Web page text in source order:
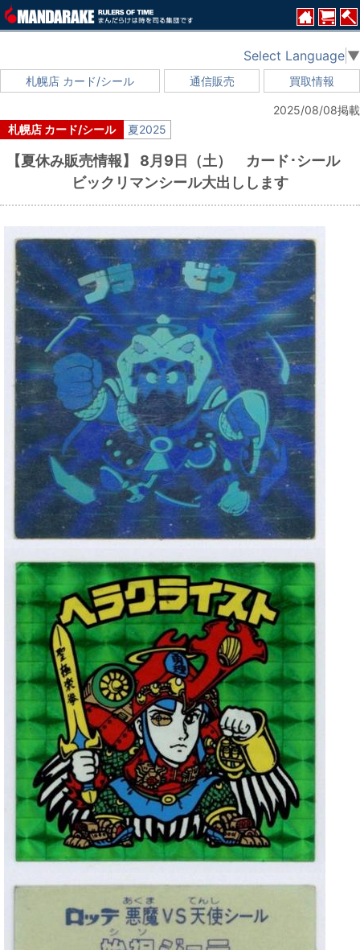
札幌店 カード/シール 通信販売 買取情報
Select Language ▼
札幌店 カード/シール 夏2025
2025/08/08掲載
【夏休み販売情報】 8月9日（土） カード･シール
ビックリマンシール大出しします